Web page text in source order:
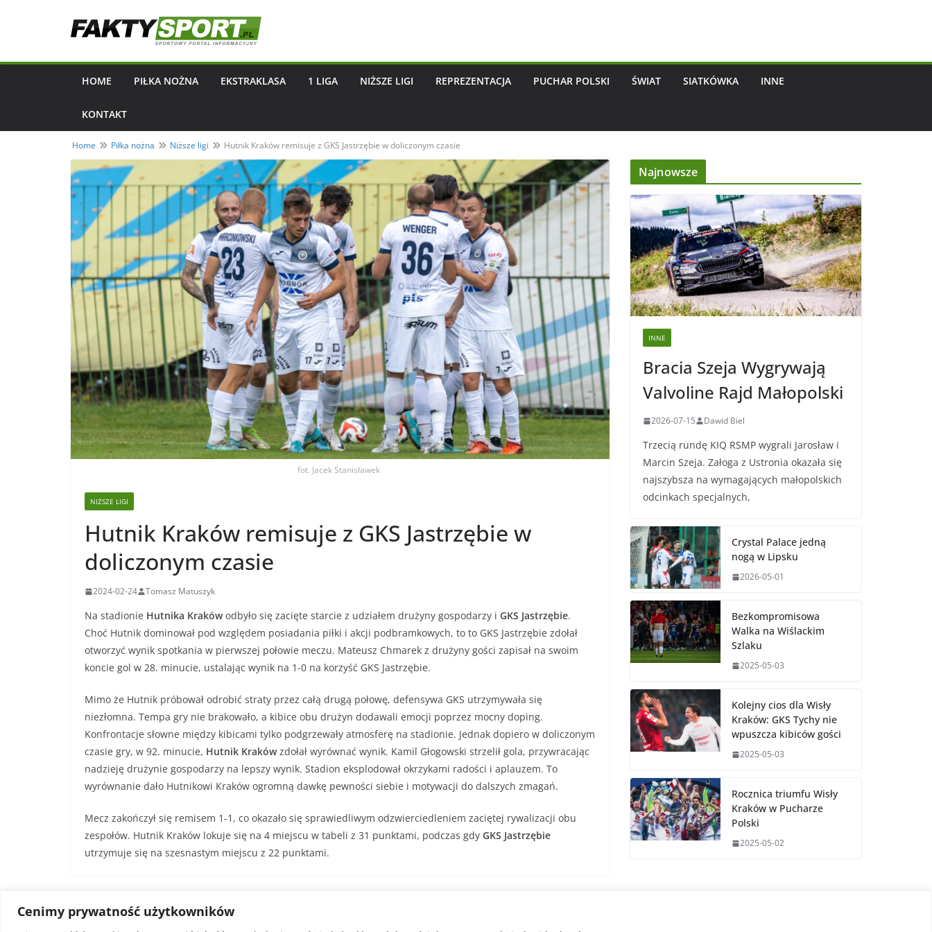
Cenimy prywatność użytkowników
HOME PIŁKA NOŻNA EKSTRAKLASA 1 LIGA NIŻSZE LIGI REPREZENTACJA PUCHAR POLSKI ŚWIAT SIATKÓWKA INNE
KONTAKT
Home Piłka nożna Niższe ligi Hutnik Kraków remisuje z GKS Jastrzębie w doliczonym czasie
fot. Jacek Stanisławek
NIŻSZE LIGI
Hutnik Kraków remisuje z GKS Jastrzębie w
doliczonym czasie
2024-02-24 Tomasz Matuszyk
Na stadionie Hutnika Krakówodbyło się zacięte starcie z udziałem drużyny gospodarzy i GKS Jastrzębie.
Choć Hutnik dominował pod względem posiadania piłki i akcji podbramkowych, to to GKS Jastrzębie zdołał
otworzyć wynik spotkania w pierwszej połowie meczu. Mateusz Chmarek z drużyny gości zapisał na swoim
koncie gol w 28. minucie, ustalając wynik na 1-0 na korzyść GKS Jastrzębie.
Mimo że Hutnik próbował odrobić straty przez całą drugą połowę, defensywa GKS utrzymywała się
niezłomna. Tempa gry nie brakowało, a kibice obu drużyn dodawali emocji poprzez mocny doping.
Konfrontacje słowne między kibicami tylko podgrzewały atmosferę na stadionie. Jednak dopiero w doliczonym
czasie gry, w 92. minucie, Hutnik Krakówzdołał wyrównać wynik. Kamil Głogowski strzelił gola, przywracając
nadzieję drużynie gospodarzy na lepszy wynik. Stadion eksplodował okrzykami radości i aplauzem. To
wyrównanie dało Hutnikowi Kraków ogromną dawkę pewności siebie i motywacji do dalszych zmagań.
Mecz zakończył się remisem 1-1, co okazało się sprawiedliwym odzwierciedleniem zaciętej rywalizacji obu
zespołów. Hutnik Kraków lokuje się na 4 miejscu w tabeli z 31 punktami, podczas gdy GKS Jastrzębie
utrzymuje się na szesnastym miejscu z 22 punktami.
Najnowsze
INNE
Bracia Szeja Wygrywają
Valvoline Rajd Małopolski
2026-07-15 Dawid Biel
Trzecią rundę KIQ RSMP wygrali Jarosław i
Marcin Szeja. Załoga z Ustronia okazała się
najszybsza na wymagających małopolskich
odcinkach specjalnych,
Crystal Palace jedną
nogą w Lipsku
2026-05-01
Bezkompromisowa
Walka na Wiślackim
Szlaku
2025-05-03
Kolejny cios dla Wisły
Kraków: GKS Tychy nie
wpuszcza kibiców gości
2025-05-03
Rocznica triumfu Wisły
Kraków w Pucharze
Polski
2025-05-02